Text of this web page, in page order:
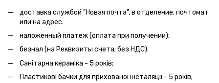
доставка службой "Новая почта", в отделение, почтомат
или на адрес.
наложенный платеж (оплата при получении);
безнал (на Реквизиты счета; без НДС).
Санітарна кераміка - 5 років;
Пластикові бачки для прихованої інсталяції - 5 років;